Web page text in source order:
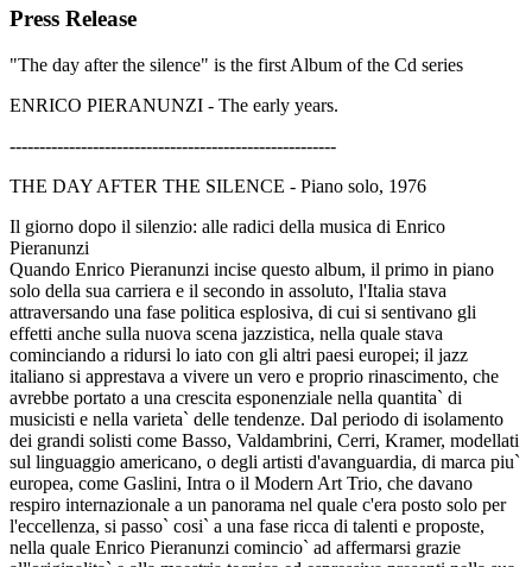
Press Release
"The day after the silence" is the first Album of the Cd series
ENRICO PIERANUNZI - The early years.
-------------------------------------------------------
THE DAY AFTER THE SILENCE - Piano solo, 1976
Il giorno dopo il silenzio: alle radici della musica di Enrico
Pieranunzi
Quando Enrico Pieranunzi incise questo album, il primo in piano
solo della sua carriera e il secondo in assoluto, l'Italia stava
attraversando una fase politica esplosiva, di cui si sentivano gli
effetti anche sulla nuova scena jazzistica, nella quale stava
cominciando a ridursi lo iato con gli altri paesi europei; il jazz
italiano si apprestava a vivere un vero e proprio rinascimento, che
avrebbe portato a una crescita esponenziale nella quantita` di
musicisti e nella varieta` delle tendenze. Dal periodo di isolamento
dei grandi solisti come Basso, Valdambrini, Cerri, Kramer, modellati
sul linguaggio americano, o degli artisti d'avanguardia, di marca piu`
europea, come Gaslini, Intra o il Modern Art Trio, che davano
respiro internazionale a un panorama nel quale c'era posto solo per
l'eccellenza, si passo` cosi` a una fase ricca di talenti e proposte,
nella quale Enrico Pieranunzi comincio` ad affermarsi grazie